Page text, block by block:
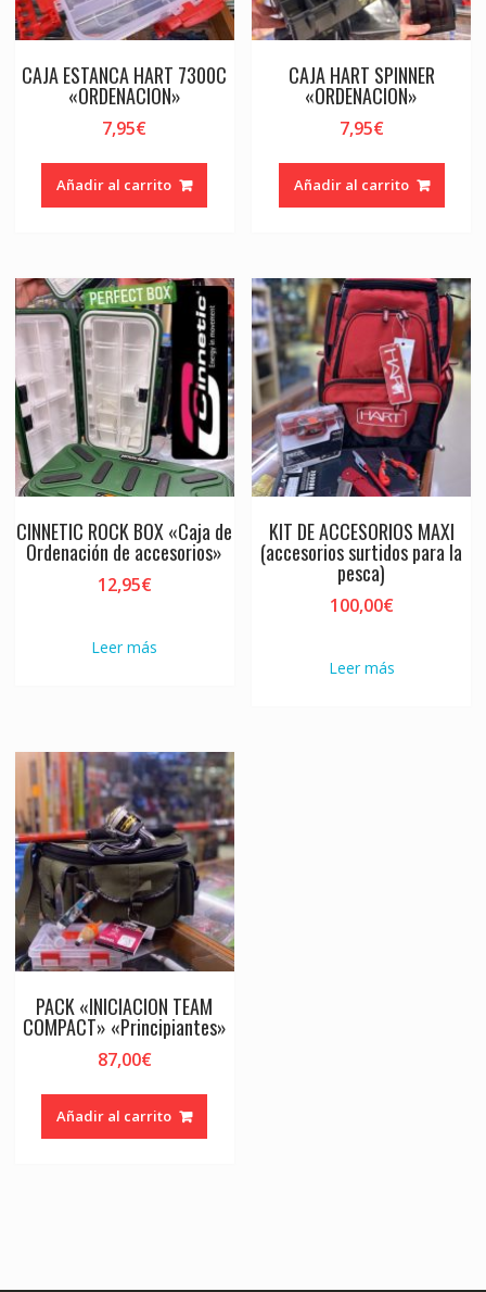
CAJA ESTANCA HART 7300C
«ORDENACION»
7,95€
Añadir al carrito
CAJA HART SPINNER
«ORDENACION»
7,95€
Añadir al carrito
CINNETIC ROCK BOX «Caja de
Ordenación de accesorios»
12,95€
Leer más
KIT DE ACCESORIOS MAXI
(accesorios surtidos para la
pesca)
100,00€
Leer más
PACK «INICIACION TEAM
COMPACT» «Principiantes»
87,00€
Añadir al carrito